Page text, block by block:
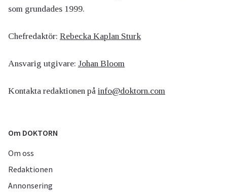
som grundades 1999.
Chefredaktör: Rebecka Kaplan Sturk
Ansvarig utgivare: Johan Bloom
Kontakta redaktionen på info@doktorn.com
Om DOKTORN
Om oss
Redaktionen
Annonsering